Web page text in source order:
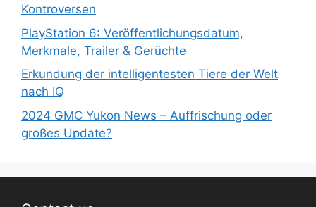
Kontroversen
PlayStation 6: Veröffentlichungsdatum,
Merkmale, Trailer & Gerüchte
Erkundung der intelligentesten Tiere der Welt
nach IQ
2024 GMC Yukon News – Auffrischung oder
großes Update?